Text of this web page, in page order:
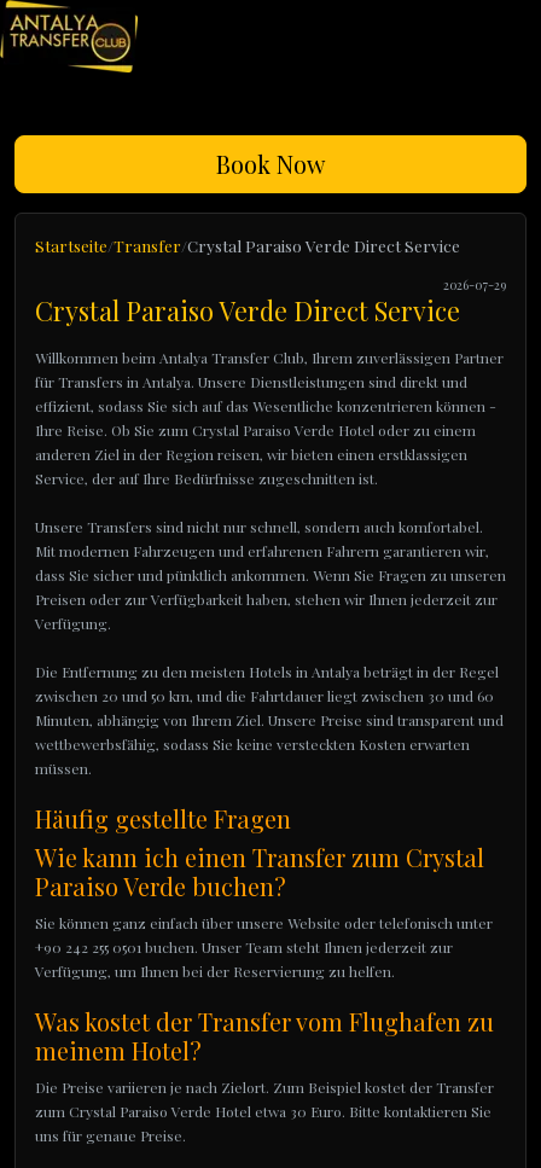
Book Now
Startseite Transfer Crystal Paraiso Verde Direct Service
2026-07-29
Crystal Paraiso Verde Direct Service
Willkommen beim Antalya Transfer Club, Ihrem zuverlässigen Partner
für Transfers in Antalya. Unsere Dienstleistungen sind direkt und
effizient, sodass Sie sich auf das Wesentliche konzentrieren können -
Ihre Reise. Ob Sie zum Crystal Paraiso Verde Hotel oder zu einem
anderen Ziel in der Region reisen, wir bieten einen erstklassigen
Service, der auf Ihre Bedürfnisse zugeschnitten ist.
Unsere Transfers sind nicht nur schnell, sondern auch komfortabel.
Mit modernen Fahrzeugen und erfahrenen Fahrern garantieren wir,
dass Sie sicher und pünktlich ankommen. Wenn Sie Fragen zu unseren
Preisen oder zur Verfügbarkeit haben, stehen wir Ihnen jederzeit zur
Verfügung.
Die Entfernung zu den meisten Hotels in Antalya beträgt in der Regel
zwischen 20 und 50 km, und die Fahrtdauer liegt zwischen 30 und 60
Minuten, abhängig von Ihrem Ziel. Unsere Preise sind transparent und
wettbewerbsfähig, sodass Sie keine versteckten Kosten erwarten
müssen.
Häufig gestellte Fragen
Wie kann ich einen Transfer zum Crystal
Paraiso Verde buchen?
Sie können ganz einfach über unsere Website oder telefonisch unter
+90 242 255 0501 buchen. Unser Team steht Ihnen jederzeit zur
Verfügung, um Ihnen bei der Reservierung zu helfen.
Was kostet der Transfer vom Flughafen zu
meinem Hotel?
Die Preise variieren je nach Zielort. Zum Beispiel kostet der Transfer
zum Crystal Paraiso Verde Hotel etwa 30 Euro. Bitte kontaktieren Sie
uns für genaue Preise.